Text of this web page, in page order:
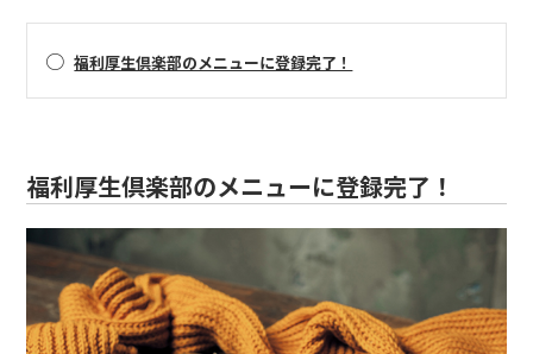
○福利厚生倶楽部のメニューに登録完了！
福利厚生倶楽部のメニューに登録完了！